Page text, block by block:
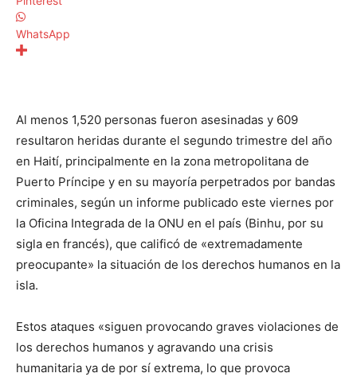
WhatsApp
Al menos 1,520 personas fueron asesinadas y 609
resultaron heridas durante el segundo trimestre del año
en Haití, principalmente en la zona metropolitana de
Puerto Príncipe y en su mayoría perpetrados por bandas
criminales, según un informe publicado este viernes por
la Oficina Integrada de la ONU en el país (Binhu, por su
sigla en francés), que calificó de «extremadamente
preocupante» la situación de los derechos humanos en la
isla.
Estos ataques «siguen provocando graves violaciones de
los derechos humanos y agravando una crisis
humanitaria ya de por sí extrema, lo que provoca